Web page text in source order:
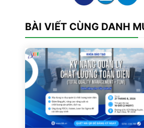
BÀI VIẾT CÙNG DANH